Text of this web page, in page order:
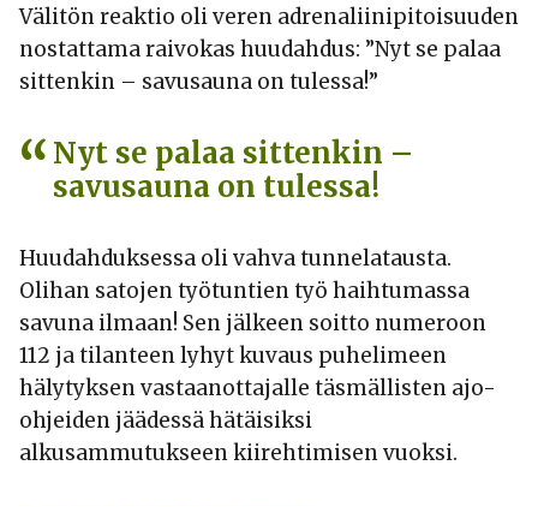
Välitön reaktio oli veren adrenaliinipitoisuuden
nostattama raivokas huudahdus: ”Nyt se palaa
sittenkin – savusauna on tulessa!”
Nyt se palaa sittenkin –
savusauna on tulessa!
Huudahduksessa oli vahva tunnelatausta.
Olihan satojen työtuntien työ haihtumassa
savuna ilmaan! Sen jälkeen soitto numeroon
112 ja tilanteen lyhyt kuvaus puhelimeen
hälytyksen vastaanottajalle täsmällisten ajo-
ohjeiden jäädessä hätäisiksi
alkusammutukseen kiirehtimisen vuoksi.